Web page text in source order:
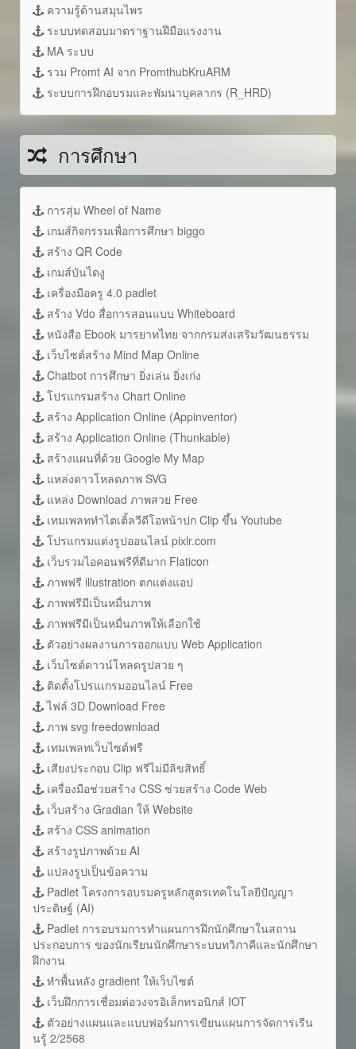
ความรู้ด้านสมุนไพร
ระบบทดสอบมาตราฐานฝึมือแรงงาน
MA ระบบ
รวม Promt AI จาก PromthubKruARM
ระบบการฝึกอบรมและพัมนาบุคลากร (R_HRD)
การศึกษา
การสุ่ม Wheel of Name
เกมส์กิจกรรมเพื่อการศึกษา biggo
สร้าง QR Code
เกมส์บันไดงู
เครื่องมือครู 4.0 padlet
สร้าง Vdo สื่อการสอนแบบ Whiteboard
หนังสือ Ebook มารยาทไทย จากกรมส่งเสริมวัฒนธรรม
เว็บไซต์สร้าง Mind Map Online
Chatbot การศึกษา ยิ่งเล่น ยิ่งเก่ง
โปรแกรมสร้าง Chart Online
สร้าง Application Online (Appinventor)
สร้าง Application Online (Thunkable)
สร้างแผนที่ด้วย Google My Map
แหล่งดาวโหลดภาพ SVG
แหล่ง Download ภาพสวย Free
เทมเพลททำไตเติ้ลวีดีโอหน้าปก Clip ขึ้น Youtube
โปรแกรมแต่งรูปออนไลน์ pixlr.com
เว็บรวมไอคอนฟรีที่ดีมาก Flaticon
ภาพฟรี illustration ตกแต่งแอป
ภาพฟรีมีเป็นหมื่นภาพ
ภาพฟรีมีเป็นหมื่นภาพให้เลือกใช้
ตัวอย่างผลงานการออกแบบ Web Application
เว็บไซต์ดาวน์โหลดรูปสวย ๆ
ติดตั้งโปรแเกรมออนไลน์ Free
ไฟล์ 3D Download Free
ภาพ svg freedownload
เทมเพลทเว็บไซต์ฟรี
เสียงประกอบ Clip ฟรีไม่มีลิขสิทธิ์
เครื่องมือช่วยสร้าง CSS ช่วยสร้าง Code Web
เว็บสร้าง Gradian ให้ Website
สร้าง CSS animation
สร้างรูปภาพด้วย AI
แปลงรูปเป็นข้อความ
Padlet โครงการอบรมครูหลักสูตรเทคโนโลยีปัญญา
ประดิษฐ์ (AI)
Padlet การอบรมการทำแผนการฝึกนักศึกษาในสถาน
ประกอบการ ของนักเรียนนักศึกษาระบบทวิภาคีและนักศึกษา
ฝึกงาน
ทำพื้นหลัง gradient ให้เว็บไซต์
เว็บฝึกการเชื่อมต่อวงจรอิเล็กทรอนิกส์ IOT
ตัวอย่างแผนและแบบฟอร์มการเขียนแผนการจัดการเรีน
นรู้ 2/2568